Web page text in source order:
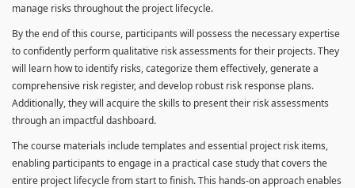
manage risks throughout the project lifecycle.
By the end of this course, participants will possess the necessary expertise
to confidently perform qualitative risk assessments for their projects. They
will learn how to identify risks, categorize them effectively, generate a
comprehensive risk register, and develop robust risk response plans.
Additionally, they will acquire the skills to present their risk assessments
through an impactful dashboard.
The course materials include templates and essential project risk items,
enabling participants to engage in a practical case study that covers the
entire project lifecycle from start to finish. This hands-on approach enables